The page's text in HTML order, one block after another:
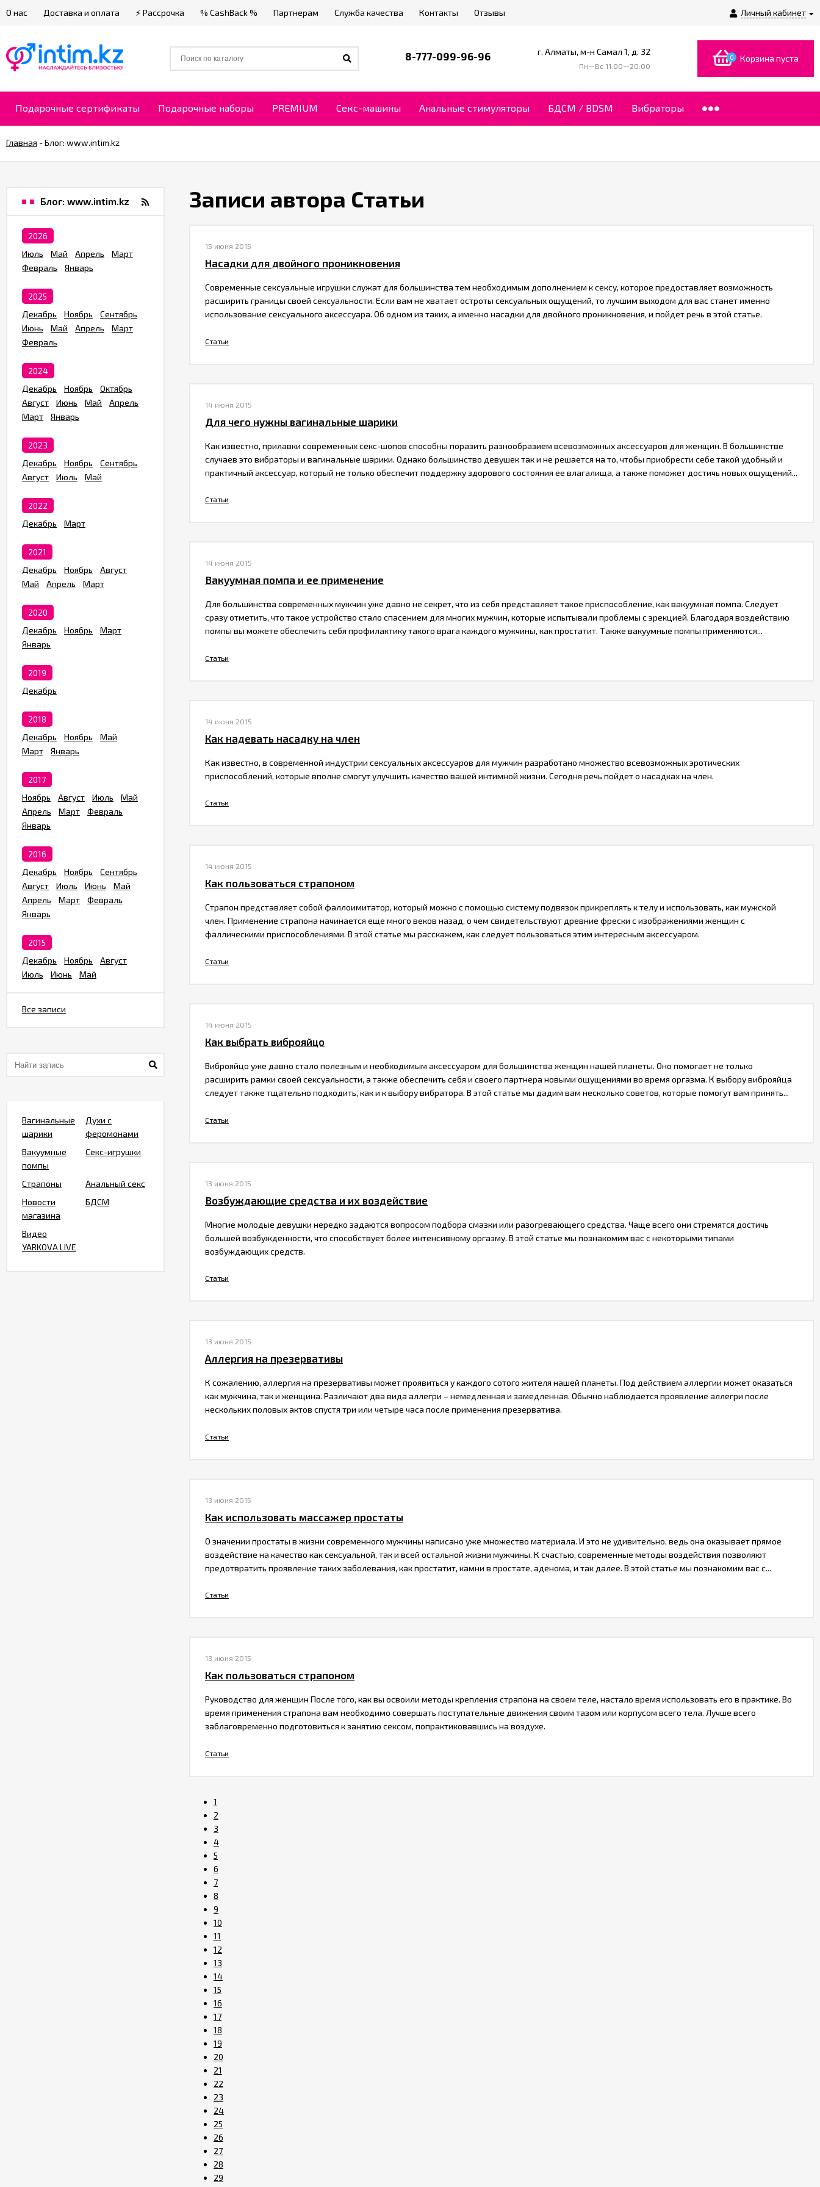
Личный кабинет
О нас Доставка и оплата ⚡ Рассрочка % CashBack % Партнерам Служба качества Контакты Отзывы
8-777-099-96-96 г. Алматы, м-н Самал 1, д. 32
Пн—Вс 11:00—20:00
0 Корзина пуста
Подарочные сертификаты Подарочные наборы PREMIUM Секс-машины Анальные стимуляторы БДСМ / BDSM Вибраторы
Главная -Блог: www.intim.kz
Записи автора Статьи
15 июня 2015
​Насадки для двойного проникновения
Современные сексуальные игрушки служат для большинства тем необходимым дополнением к сексу, которое предоставляет возможность
расширить границы своей сексуальности. Если вам не хватает остроты сексуальных ощущений, то лучшим выходом для вас станет именно
использование сексуального аксессуара. Об одном из таких, а именно насадки для двойного проникновения, и пойдет речь в этой статье.
Статьи
14 июня 2015
​Для чего нужны вагинальные шарики
Как известно, прилавки современных секс-шопов способны поразить разнообразием всевозможных аксессуаров для женщин. В большинстве
случаев это вибраторы и вагинальные шарики. Однако большинство девушек так и не решается на то, чтобы приобрести себе такой удобный и
практичный аксессуар, который не только обеспечит поддержку здорового состояния ее влагалища, а также поможет достичь новых ощущений...
Статьи
14 июня 2015
​Вакуумная помпа и ее применение
Для большинства современных мужчин уже давно не секрет, что из себя представляет такое приспособление, как вакуумная помпа. Следует
сразу отметить, что такое устройство стало спасением для многих мужчин, которые испытывали проблемы с эрекцией. Благодаря воздействию
помпы вы можете обеспечить себя профилактику такого врага каждого мужчины, как простатит. Также вакуумные помпы применяются...
Статьи
14 июня 2015
​Как надевать насадку на член
Как известно, в современной индустрии сексуальных аксессуаров для мужчин разработано множество всевозможных эротических
приспособлений, которые вполне смогут улучшить качество вашей интимной жизни. Сегодня речь пойдет о насадках на член.
Статьи
14 июня 2015
​Как пользоваться страпоном
Страпон представляет собой фаллоимитатор, который можно с помощью систему подвязок прикреплять к телу и использовать, как мужской
член. Применение страпона начинается еще много веков назад, о чем свидетельствуют древние фрески с изображениями женщин с
фаллическими приспособлениями. В этой статье мы расскажем, как следует пользоваться этим интересным аксессуаром.
Статьи
14 июня 2015
​Как выбрать виброяйцо
Виброяйцо уже давно стало полезным и необходимым аксессуаром для большинства женщин нашей планеты. Оно помогает не только
расширить рамки своей сексуальности, а также обеспечить себя и своего партнера новыми ощущениями во время оргазма. К выбору виброяйца
следует также тщательно подходить, как и к выбору вибратора. В этой статье мы дадим вам несколько советов, которые помогут вам принять...
Статьи
13 июня 2015
​Возбуждающие средства и их воздействие
Многие молодые девушки нередко задаются вопросом подбора смазки или разогревающего средства. Чаще всего они стремятся достичь
большей возбужденности, что способствует более интенсивному оргазму. В этой статье мы познакомим вас с некоторыми типами
возбуждающих средств.
Статьи
13 июня 2015
​Аллергия на презервативы
К сожалению, аллергия на презервативы может проявиться у каждого сотого жителя нашей планеты. Под действием аллергии может оказаться
как мужчина, так и женщина. Различают два вида аллегри – немедленная и замедленная. Обычно наблюдается проявление аллегри после
нескольких половых актов спустя три или четыре часа после применения презерватива.
Статьи
13 июня 2015
​Как использовать массажер простаты
О значении простаты в жизни современного мужчины написано уже множество материала. И это не удивительно, ведь она оказывает прямое
воздействие на качество как сексуальной, так и всей остальной жизни мужчины. К счастью, современные методы воздействия позволяют
предотвратить проявление таких заболевания, как простатит, камни в простате, аденома, и так далее. В этой статье мы познакомим вас с...
Статьи
13 июня 2015
​Как пользоваться страпоном
Руководство для женщин После того, как вы освоили методы крепления страпона на своем теле, настало время использовать его в практике. Во
время применения страпона вам необходимо совершать поступательные движения своим тазом или корпусом всего тела. Лучше всего
заблаговременно подготовиться к занятию сексом, попрактиковавшись на воздухе.
Статьи
1
2
3
4
5
6
7
8
9
10
11
12
13
14
15
16
17
18
19
20
21
22
23
24
25
26
27
28
29
Блог: www.intim.kz
2026
Июль
Май Апрель
Март
Февраль
Январь
2025
Декабрь
Ноябрь
Сентябрь
Июнь
Май Апрель
Март
Февраль
2024
Декабрь
Ноябрь
Октябрь
Август
Июнь Май
Апрель
Март
Январь
2023
Декабрь
Ноябрь
Сентябрь
Август
Июль Май
2022
Декабрь
Март
2021
Декабрь
Ноябрь
Август
Май
Апрель Март
2020
Декабрь
Ноябрь
Март
Январь
2019
Декабрь
2018
Декабрь
Ноябрь
Май
Март
Январь
2017
Ноябрь
Август Июль
Май
Апрель
Март
Февраль
Январь
2016
Декабрь
Ноябрь
Сентябрь
Август
Июль Июнь
Май
Апрель
Март
Февраль
Январь
2015
Декабрь
Ноябрь
Август
Июль
Июнь Май
Все записи
Вагинальные
шарики
Духи с
феромонами
Вакуумные
помпы
Секс-игрушки
Страпоны
Анальный секс
Новости
магазина
БДСМ
Видео
YARKOVA LIVE